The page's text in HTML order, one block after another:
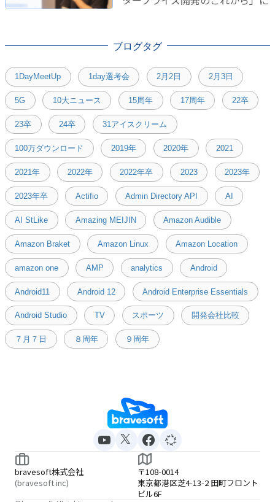
ブログタグ
1DayMeetUp 1day選考会 2月2日 2月3日
5G 10大ニュース 15周年 17周年 22卒
23卒 24卒 31アイスクリーム
100万ダウンロード 2019年 2020年 2021
2021年 2022年 2022年卒 2023 2023年
2023年卒 Actifio Admin Directory API AI
AI StLike Amazing MEIJIN Amazon Audible
Amazon Braket Amazon Linux Amazon Location
amazon one AMP analytics Android
Android11 Android 12 Android Enterprise Essentials
Android Studio TV スポーツ 開発会社比較
７月７日 ８周年 ９周年
bravesoft株式会社
(bravesoft inc)
〒108-0014
東京都港区芝4-13-2 田町フロント
ビル6F